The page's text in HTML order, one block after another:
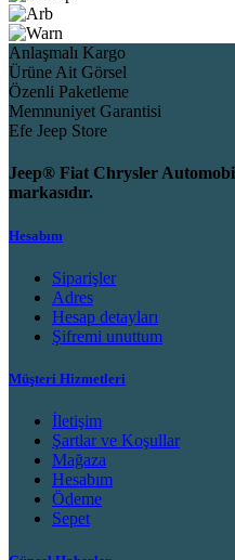
Anlaşmalı Kargo
Ürüne Ait Görsel
Özenli Paketleme
Memnuniyet Garantisi
Efe Jeep Store
Jeep® Fiat Chrysler
markasıdır.
Hesabım
Siparişler
Adres
Hesap detayları
Şifremi unuttum
Müşteri Hizmetleri
İletişim
Şartlar ve Koşullar
Mağaza
Hesabım
Ödeme
Sepet